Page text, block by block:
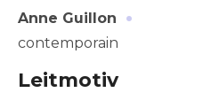
Anne Guillon ·
contemporain
Leitmotiv